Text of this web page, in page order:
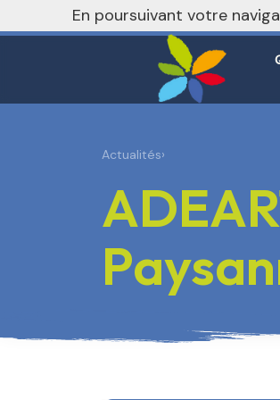
nivo_2026: 1
Actualités›
En poursuivant votre